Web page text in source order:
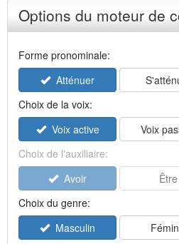
Options du moteur de
Forme pronominale:
Atténuer
Choix de la voix:
Voix active
Voix
Choix de l'auxiliaire:
Avoir
Être
Choix du genre:
Masculin